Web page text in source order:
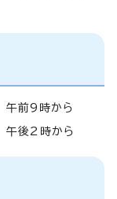
前9時から
後2時から